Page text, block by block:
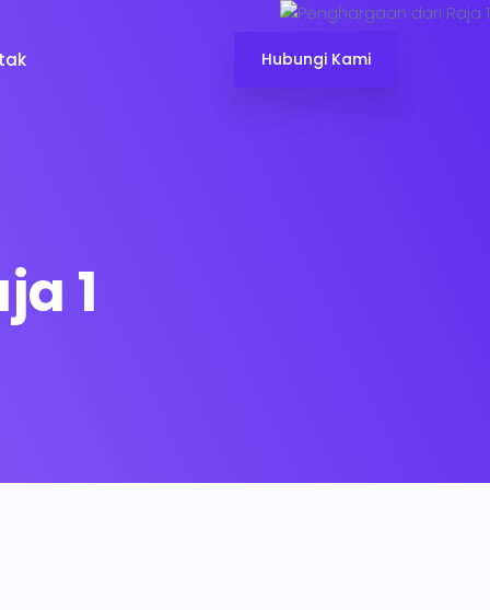
Hubungi Kami
1